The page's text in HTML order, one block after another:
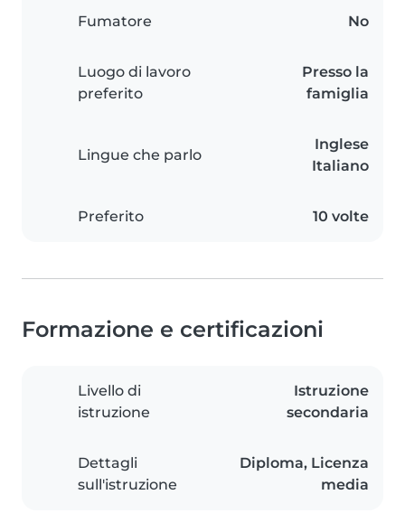
Fumatore No
Luogo di lavoro
preferito
Presso la
famiglia
Lingue che parlo
Inglese
Italiano
Preferito 10 volte
Formazione e certificazioni
Livello di
istruzione
Istruzione
secondaria
Dettagli
sull'istruzione
Diploma, Licenza
media